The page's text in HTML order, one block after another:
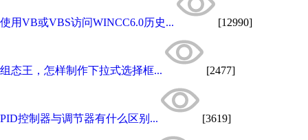
使用VB或VBS访问WINCC6.0历史... [12990]
组态王，怎样制作下拉式选择框... [2477]
PID控制器与调节器有什么区别... [3619]